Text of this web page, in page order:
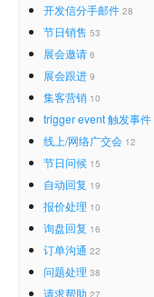
开发信分手邮件 28
节日销售 53
展会邀请 6
展会跟进 9
集客营销 10
trigger event 触发事件
线上/网络广交会 12
节日问候 15
自动回复 19
报价处理 10
询盘回复 16
订单沟通 22
问题处理 38
请求帮助 27